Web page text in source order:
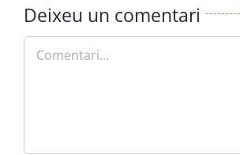
Deixeu un comentari